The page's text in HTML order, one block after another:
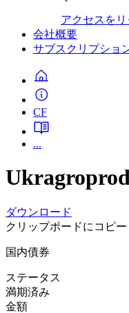
アクセスをリ
会社概要
サブスクリプショ
CF
...
ダウンロード
クリップボードにコピー
国内債券
ステータス
満期済み
金額